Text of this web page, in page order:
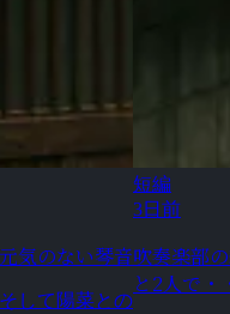
気のない琴音
して陽菜との
短編
3日前
吹奏楽部
と2人で・